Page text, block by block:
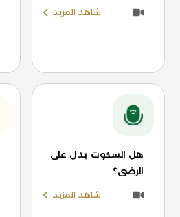
شاهد المزيد
هل السكوت يدل على
الرضى؟
شاهد المزيد